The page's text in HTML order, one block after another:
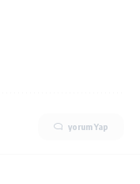
yorum Yap